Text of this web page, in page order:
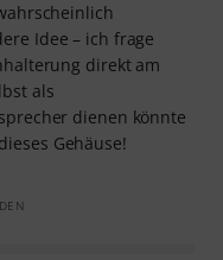
Idee – ich frage
direkt am
als
dienen könnte
Gehäuse!